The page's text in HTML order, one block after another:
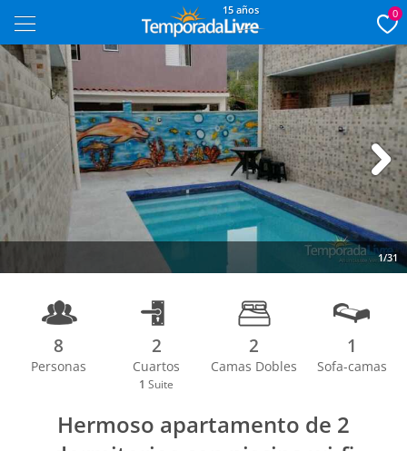
15 años 0
1/31
Next
8
Personas
2
Cuartos
1 Suite
2
Camas Dobles
1
Sofa-camas
Hermoso apartamento de 2